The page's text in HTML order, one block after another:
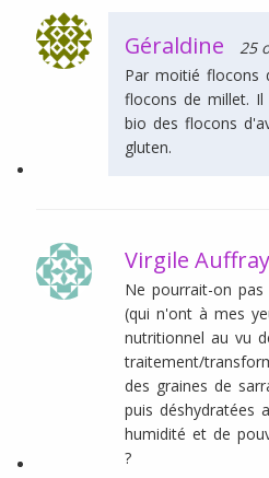
Géraldine
25
Par moitié flocons
flocons de millet. Il
bio des flocons
gluten.
Virgile Auffray
Ne pourrait-on
(qui n'ont à mes
nutritionnel au vu
traitement/
des graines de
puis déshydratées
humidité et de
?